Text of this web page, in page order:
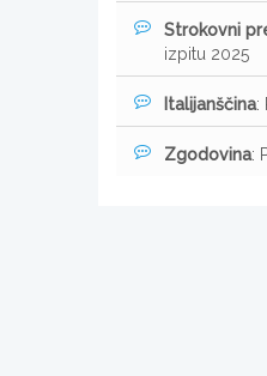
Strokovni
izpitu 2025
Italijanščina:
Zgodovina: